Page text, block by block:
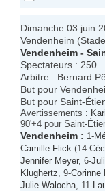
Dimanche 03 juin
Vendenheim
Vendenheim -
Spectateurs : 250
Arbitre : Bernard
But pour
But pour Saint-
Avertissements :
90'+4 pour Saint-
Vendenheim : 1-
Camille Flick (14-
Jennifer Meyer, 6-
Klughertz , 9-Corinne
Julie Walocha , 11-